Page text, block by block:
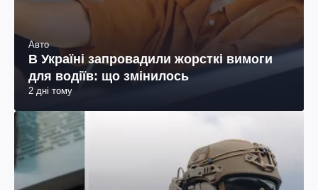
Авто
В Україні запровадили жорсткі вимоги
для водіїв: що змінилось
2 дні тому